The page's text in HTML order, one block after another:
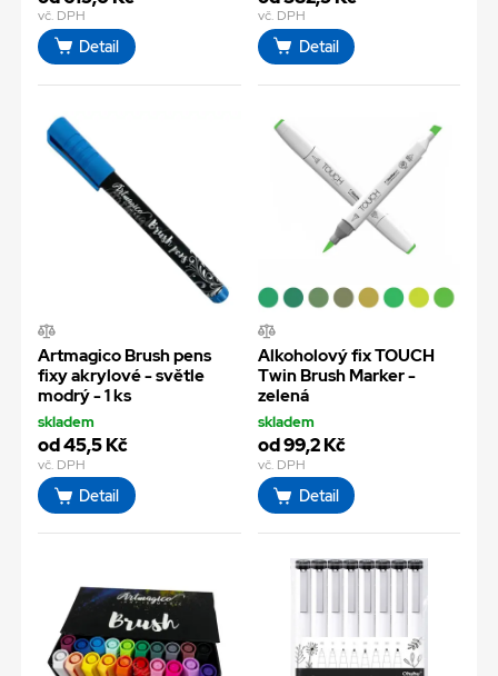
vč. DPH
Detail
vč. DPH
Detail
Artmagico Brush pens
fixy akrylové - světle
modrý - 1 ks
skladem
od 45,5 Kč
vč. DPH
Detail
Alkoholový fix TOUCH
Twin Brush Marker -
zelená
skladem
od 99,2 Kč
vč. DPH
Detail